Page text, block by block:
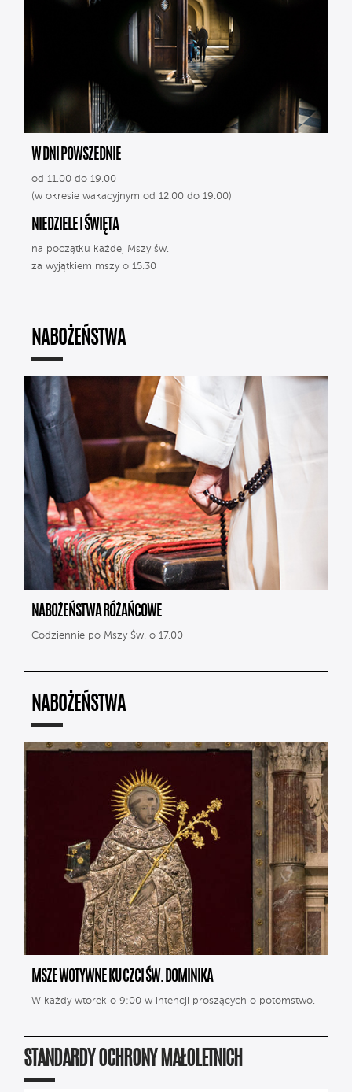
W DNI POWSZEDNIE
od 11.00 do 19.00
(w okresie wakacyjnym od 12.00 do 19.00)
NIEDZIELE I ŚWIĘTA
na początku każdej Mszy św.
za wyjątkiem mszy o 15.30
NABOŻEŃSTWA
NABOŻEŃSTWA RÓŻAŃCOWE
Codziennie po Mszy Św. o 17.00
NABOŻEŃSTWA
MSZE WOTYWNE KU CZCI ŚW. DOMINIKA
W każdy wtorek o 9:00 w intencji proszących o potomstwo.
STANDARDY OCHRONY MAŁOLETNICH